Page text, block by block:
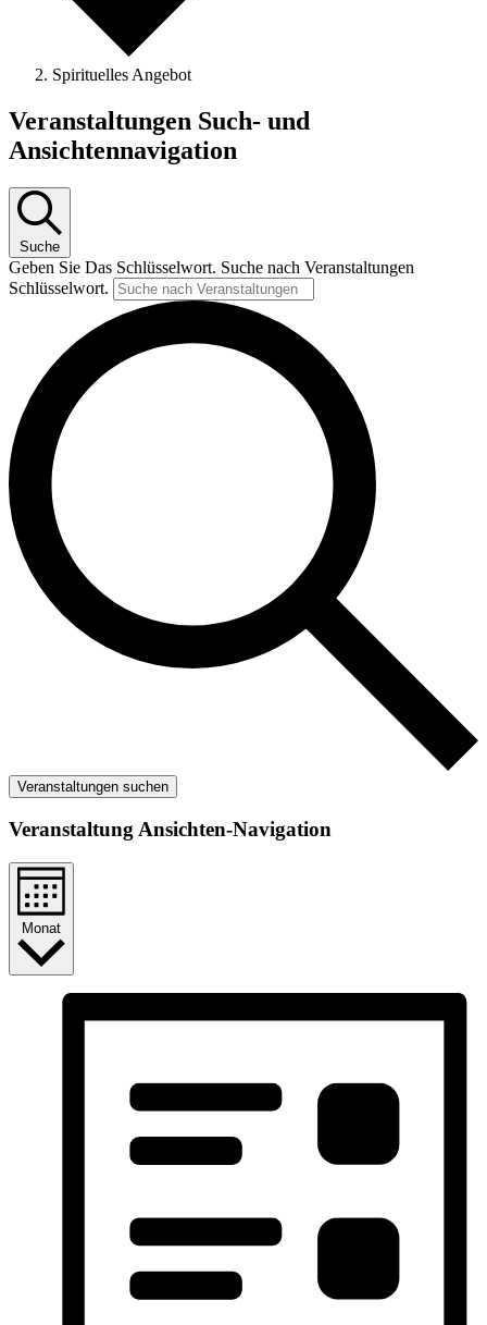
Spirituelles Angebot
Veranstaltungen
Veranstaltungen Such- und
Ansichtennavigation
Suche
Geben Sie Das Schlüsselwort. Suche nach Veranstaltungen
Schlüsselwort.
Veranstaltungen suchen
Veranstaltung Ansichten-Navigation
Monat